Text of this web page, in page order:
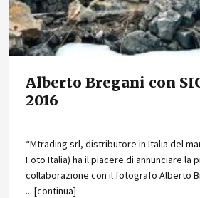
Alberto Bregani con
2016
“Mtrading srl, distributore in Italia del
Foto Italia) ha il piacere di annunciare la
collaborazione con il fotografo Alberto
... [continua]